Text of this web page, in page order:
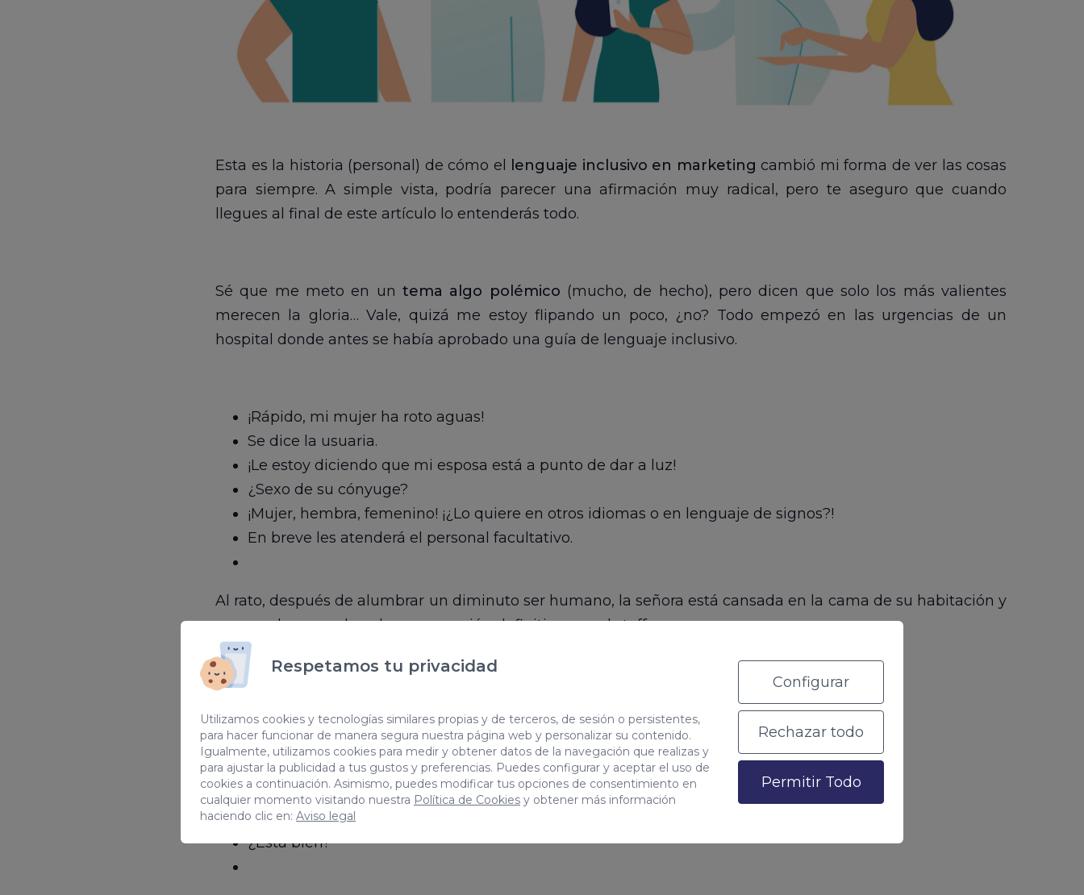
Respetamos tu privacidad
Utilizamos cookies y tecnologías similares propias y de terceros, de sesión o persistentes,
para hacer funcionar de manera segura nuestra página web y personalizar su contenido.
Igualmente, utilizamos cookies para medir y obtener datos de la navegación que realizas y
para ajustar la publicidad a tus gustos y preferencias. Puedes configurar y aceptar el uso de
cookies a continuación. Asimismo, puedes modificar tus opciones de consentimiento en
cualquier momento visitando nuestra Política de Cookies y obtener más información
haciendo clic en: Aviso legal
Configurar
Rechazar todo
Permitir Todo
Esta es la historia (personal) de cómo el lenguaje inclusivo en marketing cambió mi forma de ver las cosas
para siempre. A simple vista, podría parecer una afirmación muy radical, pero te aseguro que cuando
llegues al final de este artículo lo entenderás todo.
Sé que me meto en untema algo polémico (mucho, de hecho), pero dicen que solo los más valientes
merecen la gloria… Vale, quizá me estoy flipando un poco, ¿no? Todo empezó en las urgencias de un
hospital donde antes se había aprobado una guía de lenguaje inclusivo.
¡Rápido, mi mujer ha roto aguas!
Se dice la usuaria.
¡Le estoy diciendo que mi esposa está a punto de dar a luz!
¿Sexo de su cónyuge?
¡Mujer, hembra, femenino! ¡¿Lo quiere en otros idiomas o en lenguaje de signos?!
En breve les atenderá el personal facultativo.
Al rato, después de alumbrar un diminuto ser humano, la señora está cansada en la cama de su habitación y
es cuando se produce la conversación definitiva con el staff:
El personal sanitario se mira entre sí sin hacer ni un ruido. La mujer se altera:
¿Está bien?